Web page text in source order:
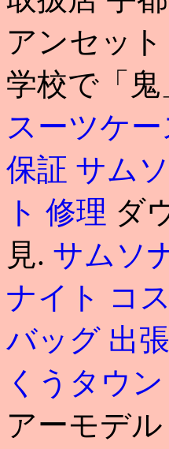
アンセッ
学校で「
スーツケ
保証 サム
ト 修理 ダ
見. サムソ
ナイト コ
バッグ 出張
くうタウ
アーモデ